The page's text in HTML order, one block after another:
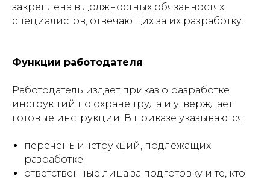
закреплена в должностных обязанностях
специалистов, отвечающих за их разработку.
Функции работодателя
Работодатель издает приказ о разработке
инструкций по охране труда и утверждает
готовые инструкции. В приказе указываются:
перечень инструкций, подлежащих
разработке;
ответственные лица за подготовку и те, кто